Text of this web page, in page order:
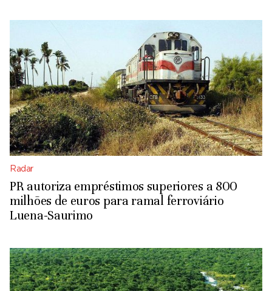
Radar
PR autoriza empréstimos superiores a 800
milhões de euros para ramal ferroviário
Luena-Saurimo